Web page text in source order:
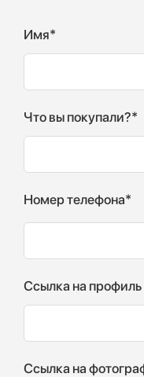
Имя*
Что вы покупали?*
Номер телефона*
Ссылка на профиль
Ссылка на